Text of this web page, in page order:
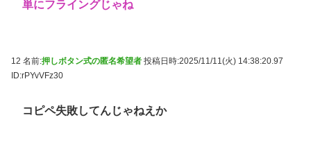
単にフライングじゃね
12 名前:押しボタン式の匿名希望者 投稿日時:2025/11/11(火) 14:38:20.97
ID:rPYvVFz30
コピペ失敗してんじゃねえか